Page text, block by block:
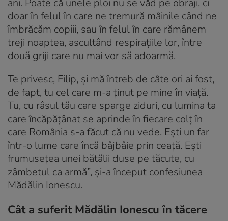
doar în felul în care ne tremură mâinile când ne
îmbrăcăm copiii, sau în felul în care rămânem
treji noaptea, ascultând respirațiile lor, între
două griji care nu mai vor să adoarmă.
Te privesc, Filip, și mă întreb de câte ori ai fost,
de fapt, tu cel care m-a ținut pe mine în viață.
Tu, cu râsul tău care sparge ziduri, cu lumina ta
care încăpățânat se aprinde în fiecare colț în
care România s-a făcut că nu vede. Ești un far
într-o lume care încă bâjbâie prin ceață. Ești
frumusețea unei bătălii duse pe tăcute, cu
zâmbetul ca armă”, și-a început confesiunea
Mădălin Ionescu.
Cât a suferit Mădălin Ionescu în tăcere